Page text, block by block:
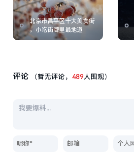
北京市昌平区十大美食街
，小吃街哪里最地道
评论 （暂无评论， 489人围观）